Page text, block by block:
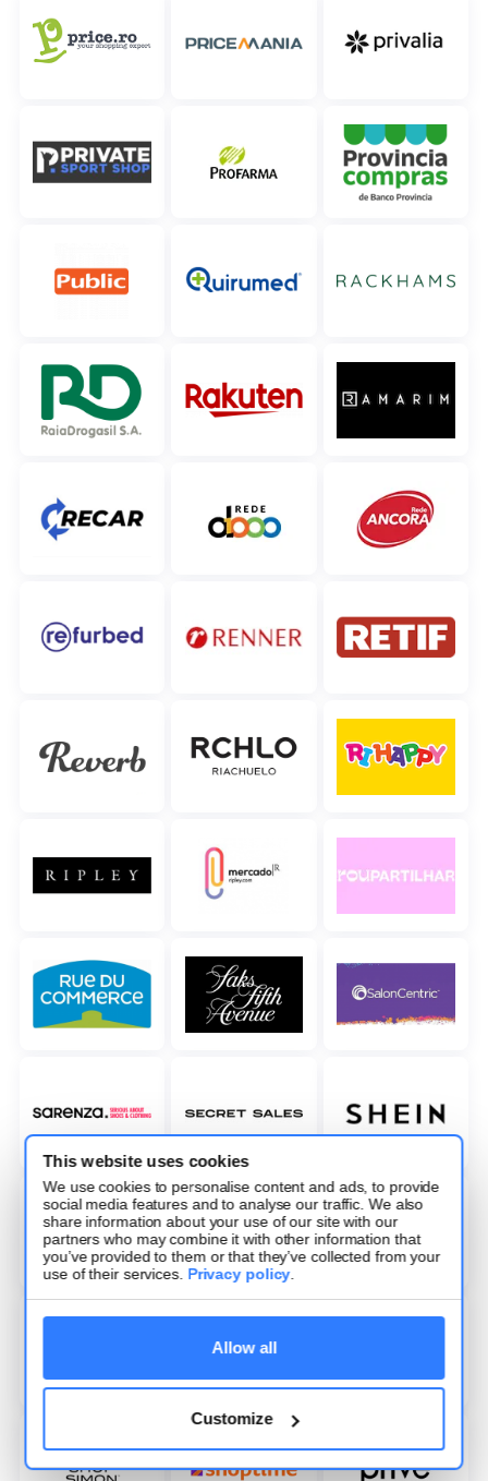
This website uses cookies
We use cookies to personalise content and ads, to provide
social media features and to analyse our traffic. We also
share information about your use of our site with our
partners who may combine it with other information that
you’ve provided to them or that they’ve collected from your
use of their services. Privacy policy.
Allow all
Customize